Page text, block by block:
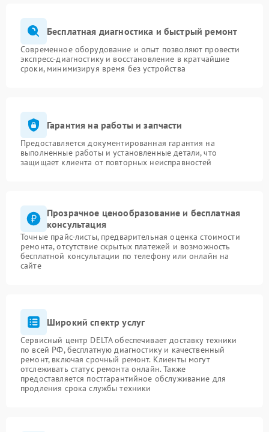
Бесплатная диагностика и быстрый ремонт
Современное оборудование и опыт позволяют провести
экспресс-диагностику и восстановление в кратчайшие
сроки, минимизируя время без устройства
Гарантия на работы и запчасти
Предоставляется документированная гарантия на
выполненные работы и установленные детали, что
защищает клиента от повторных неисправностей
Прозрачное ценообразование и бесплатная
консультация
Точные прайс-листы, предварительная оценка стоимости
ремонта, отсутствие скрытых платежей и возможность
бесплатной консультации по телефону или онлайн на
сайте
Широкий спектр услуг
Сервисный центр DELTA обеспечивает доставку техники
по всей РФ, бесплатную диагностику и качественный
ремонт, включая срочный ремонт. Клиенты могут
отслеживать статус ремонта онлайн. Также
предоставляется постгарантийное обслуживание для
продления срока службы техники